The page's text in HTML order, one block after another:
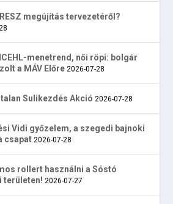
megújítás tervezetéről?
menetrend, női röpi: bolgár
a MÁV Előre 2026-07-28
Sulikezdés Akció 2026-07-28
Vidi győzelem, a szegedi bajnoki
csapat 2026-07-28
rollert használni a Sóstó
területen! 2026-07-27